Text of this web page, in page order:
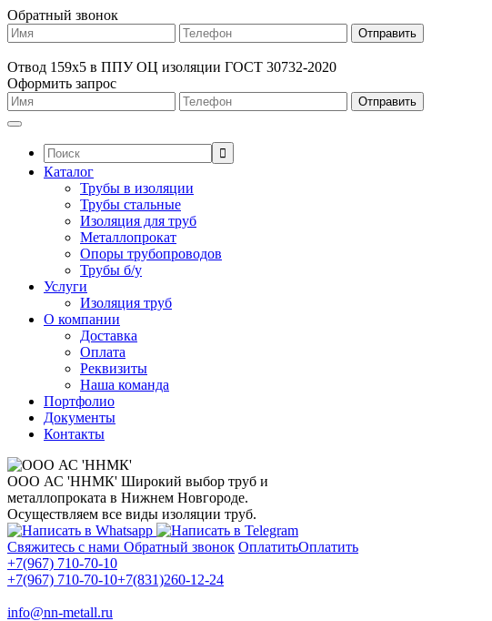
Обратный звонок
Отвод 159х5 в ППУ ОЦ изоляции ГОСТ 30732-2020
Оформить запрос
Поиск:
Каталог
Трубы в изоляции
Трубы стальные
Изоляция для труб
Металлопрокат
Опоры трубопроводов
Трубы б/у
Услуги
Изоляция труб
О компании
Доставка
Оплата
Реквизиты
Наша команда
Портфолио
Документы
Контакты
ООО АС 'ННМК' Широкий выбор труб и
металлопроката в Нижнем Новгороде.
Осуществляем все виды изоляции труб.
Свяжитесь с нами Обратный звонок ОплатитьОплатить
+7(967) 710-70-10
+7(967) 710-70-10+7(831)260-12-24
info@nn-metall.ru